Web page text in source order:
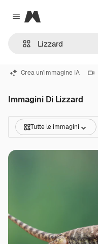
Close menu
Magnific
Crea un'immagine IA
Immagini Di Lizzard
Tutte le immagini